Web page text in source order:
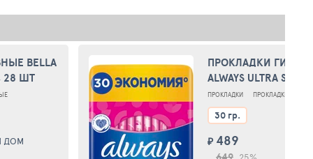
BELLA
28 ШТ
ДОМ
ПРОКЛАДКИ
ALWAYS ULTRA
30 ШТ
ПРОКЛАДКИ ПРОКЛАДКИ
30 гр.
₽ 489